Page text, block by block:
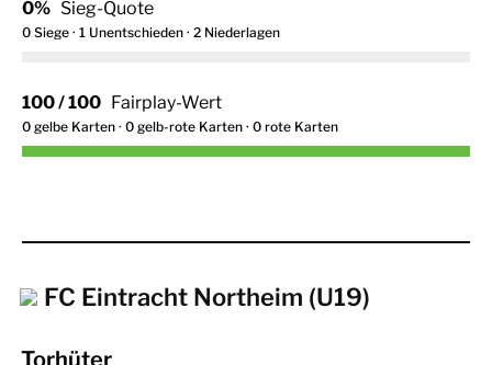
0% Sieg-Quote
0 Siege · 1 Unentschieden · 2 Niederlagen
100 / 100 Fairplay-Wert
0 gelbe Karten · 0 gelb-rote Karten · 0 rote Karten
FC Eintracht Northeim (U19)
Torhüter